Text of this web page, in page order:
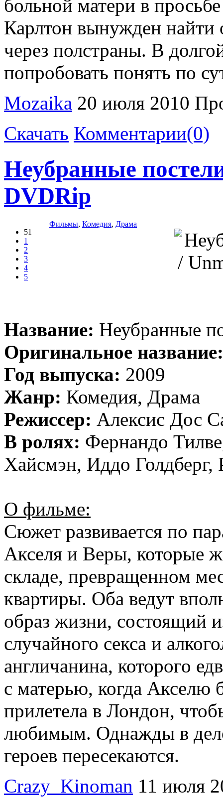
больной матери в
Карлтон вынужден найти
через полстраны. В
попробовать понять по
Mozaika 20 июля 2010
Скачать Комментарии(0)
Неубранные
DVDRip
51
1
2
3
4
5
Фильмы, Комедия, Драма
Название: Неубранные
Оригинальное название:
Год выпуска: 2009
Жанр: Комедия, Драма
Режиссер: Алексис Дос
В ролях: Фернандо
Хайсмэн, Иддо Голдберг,
О фильме:
Сюжет развивается по
Акселя и Веры, которые
складе, превращенном
квартиры. Оба ведут
образ жизни, состоящий
случайного секса и
англичанина, которого
с матерью, когда Акселю
прилетела в Лондон,
любимым. Однажды в
героев пересекаются.
Crazy_Kinoman 11 июля